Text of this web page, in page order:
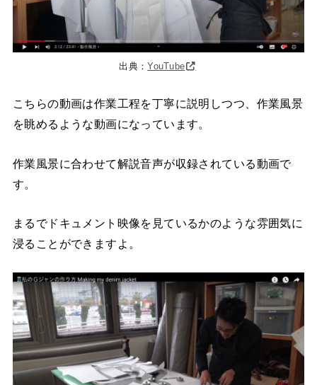
出典：YouTube
こちらの動画は作業工程を丁寧に説明しつつ、作業風景
を眺めるような動画になっています。
作業風景に合わせて解説音声が収録されている動画で
す。
まるでドキュメント映像を見ているかのような雰囲気に
浸ることができますよ。